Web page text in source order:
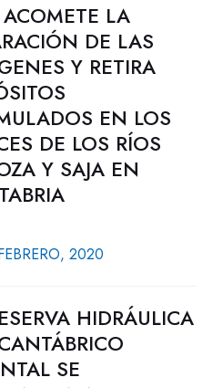
LA
DE LAS
Y RETIRA
EN LOS
DE LOS RÍOS
Y SAJA EN
2020
HIDRÁULICA
SE